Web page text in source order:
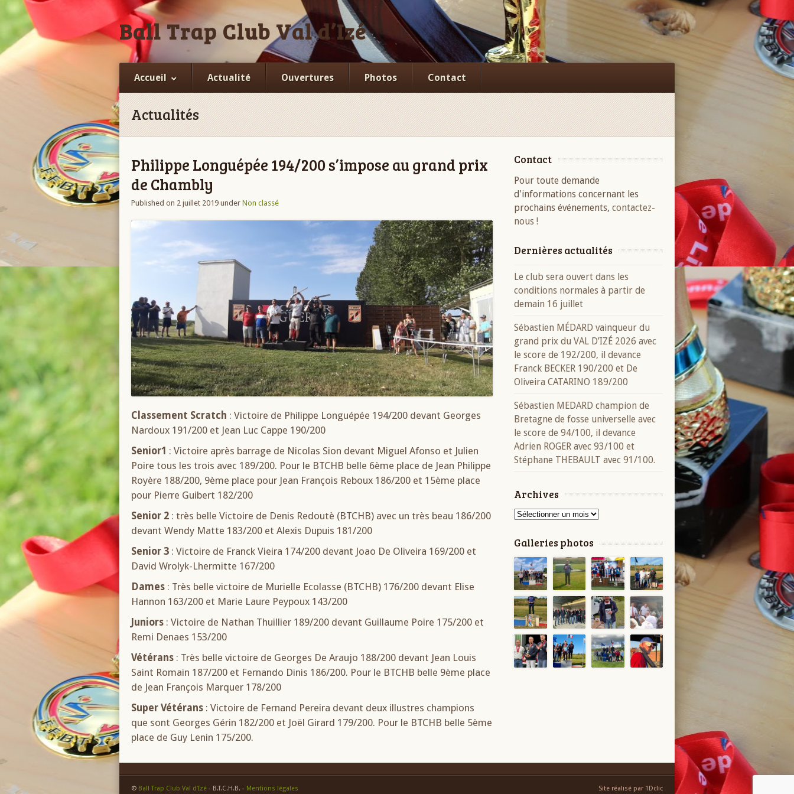
Ball Trap Club Val d’Izé
Facebook
Accueil Actualité Ouvertures Photos Contact
Actualités
Philippe Longuépée 194/200 s’impose au grand prix
de Chambly
Published on 2 juillet 2019 under Non classé
Classement Scratch : Victoire de Philippe Longuépée 194/200 devant Georges
Nardoux 191/200 et Jean Luc Cappe 190/200
Senior1 : Victoire après barrage de Nicolas Sion devant Miguel Afonso et Julien
Poire tous les trois avec 189/200. Pour le BTCHB belle 6ème place de Jean Philippe
Royère 188/200, 9ème place pour Jean François Reboux 186/200 et 15ème place
pour Pierre Guibert 182/200
Senior 2 : très belle Victoire de Denis Redoutè (BTCHB) avec un très beau 186/200
devant Wendy Matte 183/200 et Alexis Dupuis 181/200
Senior 3 : Victoire de Franck Vieira 174/200 devant Joao De Oliveira 169/200 et
David Wrolyk-Lhermitte 167/200
Dames : Très belle victoire de Murielle Ecolasse (BTCHB) 176/200 devant Elise
Hannon 163/200 et Marie Laure Peypoux 143/200
Juniors : Victoire de Nathan Thuillier 189/200 devant Guillaume Poire 175/200 et
Remi Denaes 153/200
Vétérans : Très belle victoire de Georges De Araujo 188/200 devant Jean Louis
Saint Romain 187/200 et Fernando Dinis 186/200. Pour le BTCHB belle 9ème place
de Jean François Marquer 178/200
Super Vétérans : Victoire de Fernand Pereira devant deux illustres champions
que sont Georges Gérin 182/200 et Joël Girard 179/200. Pour le BTCHB belle 5ème
place de Guy Lenin 175/200.
Contact
Pour toute demande
d'informations concernant les
prochains événements, contactez-
nous !
Dernières actualités
Le club sera ouvert dans les
conditions normales à partir de
demain 16 juillet
Sébastien MÉDARD vainqueur du
grand prix du VAL D’IZÉ 2026 avec
le score de 192/200, il devance
Franck BECKER 190/200 et De
Oliveira CATARINO 189/200
Sébastien MEDARD champion de
Bretagne de fosse universelle avec
le score de 94/100, il devance
Adrien ROGER avec 93/100 et
Stéphane THEBAULT avec 91/100.
Archives
Archives
Galleries photos
© Ball Trap Club Val d’Izé - B.T.C.H.B. - Mentions légales Site réalisé par 1Dclic